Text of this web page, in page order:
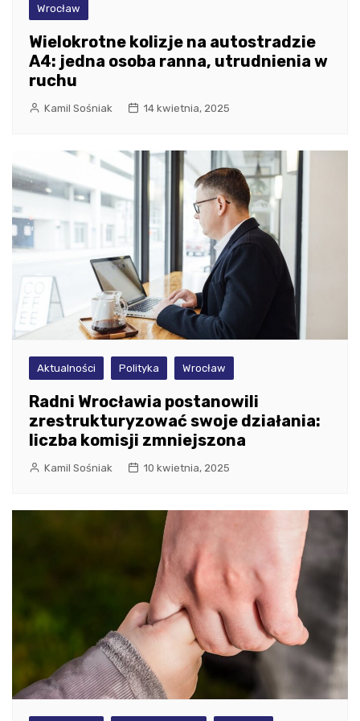
Wrocław
Wielokrotne kolizje na autostradzie
A4: jedna osoba ranna, utrudnienia w
ruchu
Kamil Sośniak 14 kwietnia, 2025
Aktualności Polityka Wrocław
Radni Wrocławia postanowili
zrestrukturyzować swoje działania:
liczba komisji zmniejszona
Kamil Sośniak 10 kwietnia, 2025